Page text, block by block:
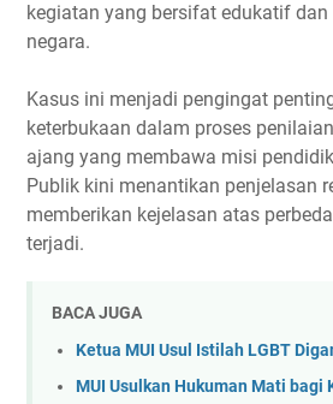
kegiatan yang bersifat edukatif
negara.
Kasus ini menjadi pengingat
keterbukaan dalam proses
ajang yang membawa misi
Publik kini menantikan penjelasan
memberikan kejelasan atas
terjadi.
BACA JUGA
Ketua MUI Usul Istilah LGBT
MUI Usulkan Hukuman Mati bagi